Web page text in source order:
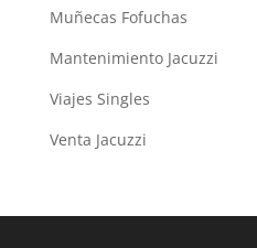
Muñecas Fofuchas
Mantenimiento Jacuzzi
Viajes Singles
Venta Jacuzzi